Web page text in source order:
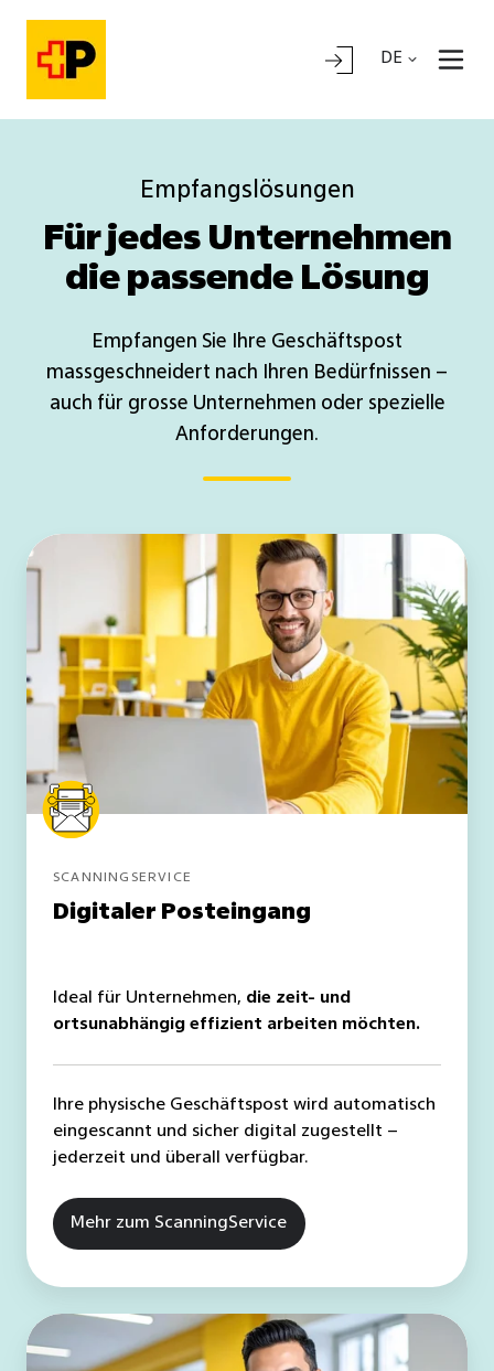
DE
Empfangslösungen
Für jedes Unternehmen
die passende Lösung
Empfangen Sie Ihre Geschäftspost
massgeschneidert nach Ihren Bedürfnissen –
auch für grosse Unternehmen oder spezielle
Anforderungen.
Digitaler
SCANNINGSERVICE
Digitaler Posteingang
Ideal für Unternehmen, die zeit- und
ortsunabhängig effizient arbeiten möchten.
Ihre physische Geschäftspost wird automatisch
eingescannt und sicher digital zugestellt –
jederzeit und überall verfügbar.
Mehr zum ScanningService
Intelligente
Postverarbeitung